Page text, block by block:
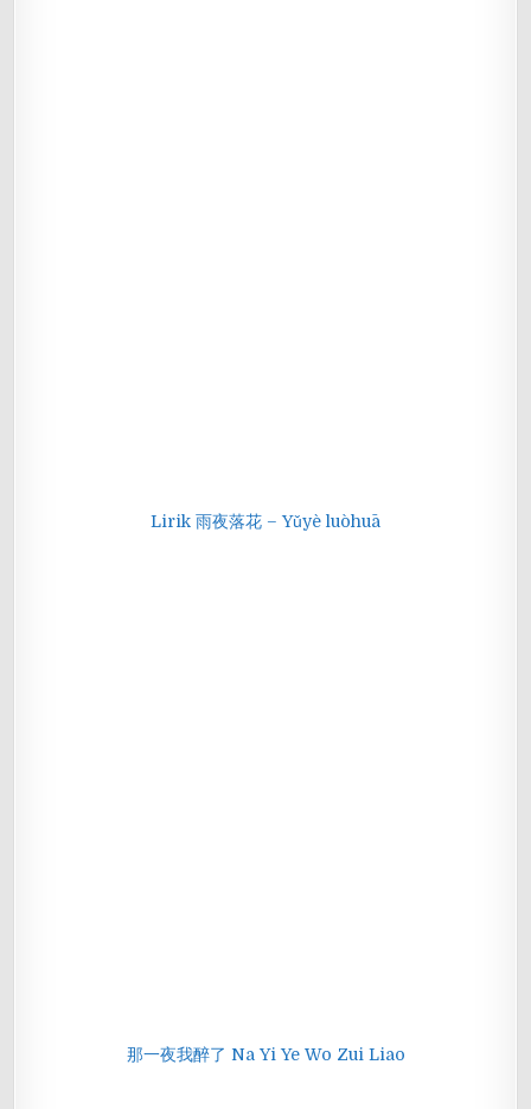
Lirik 雨夜落花 – Yǔyè luòhuā
那一夜我醉了 Na Yi Ye Wo Zui Liao